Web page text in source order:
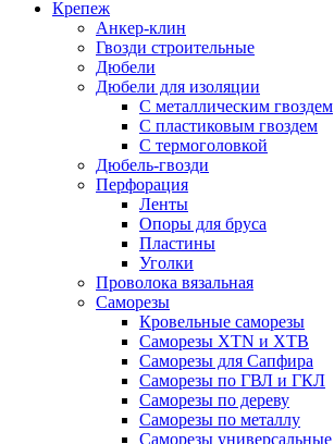
Крепеж
Анкер-клин
Гвозди строительные
Дюбели
Дюбели для изоляции
С металлическим гвоздем
С пластиковым гвоздем
С термоголовкой
Дюбель-гвозди
Перфорация
Ленты
Опоры для бруса
Пластины
Уголки
Проволока вязальная
Саморезы
Кровельные саморезы
Саморезы XTN и ХTB
Саморезы для Сапфира
Саморезы по ГВЛ и ГКЛ
Саморезы по дереву
Саморезы по металлу
Саморезы универсальные